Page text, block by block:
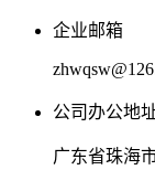
企业邮箱
公司办公地
广东省珠海